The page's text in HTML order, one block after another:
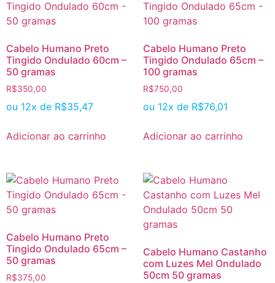
Cabelo Humano Preto
Tingido Ondulado 60cm –
50 gramas
R$350,00
ou 12x de R$35,47
Adicionar ao carrinho
Cabelo Humano Preto
Tingido Ondulado 65cm –
100 gramas
R$750,00
ou 12x de R$76,01
Adicionar ao carrinho
Cabelo Humano Preto
Tingido Ondulado 65cm –
50 gramas
R$375,00
Cabelo Humano Castanho
com Luzes Mel Ondulado
50cm 50 gramas